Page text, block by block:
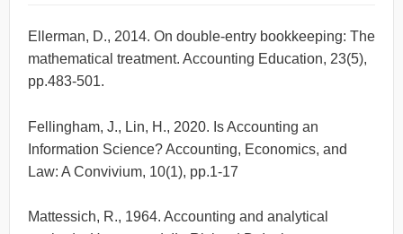
Ellerman, D., 2014. On double-entry bookkeeping: The
mathematical treatment. Accounting Education, 23(5),
pp.483-501.
Fellingham, J., Lin, H., 2020. Is Accounting an
Information Science?Accounting, Economics, and
Law: A Convivium, 10(1), pp.1-17
Mattessich, R., 1964. Accounting and analytical